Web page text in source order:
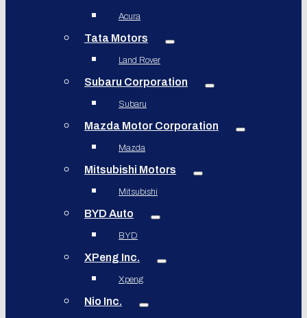
Acura
Tata Motors
Land Rover
Subaru Corporation
Subaru
Mazda Motor Corporation
Mazda
Mitsubishi Motors
Mitsubishi
BYD Auto
BYD
XPeng Inc.
Xpeng
Nio Inc.